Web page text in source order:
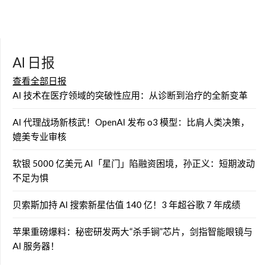
AI 日报
查看全部日报
AI 技术在医疗领域的突破性应用：从诊断到治疗的全新变革
AI 代理战场新核武！OpenAI 发布 o3 模型：比肩人类决策，
媲美专业审核
软银 5000 亿美元 AI「星门」陷融资困境，孙正义：短期波动
不足为惧
贝索斯加持 AI 搜索新星估值 140 亿！3 年超谷歌 7 年成绩
苹果重磅爆料：秘密研发两大“杀手锏”芯片，剑指智能眼镜与
AI 服务器！